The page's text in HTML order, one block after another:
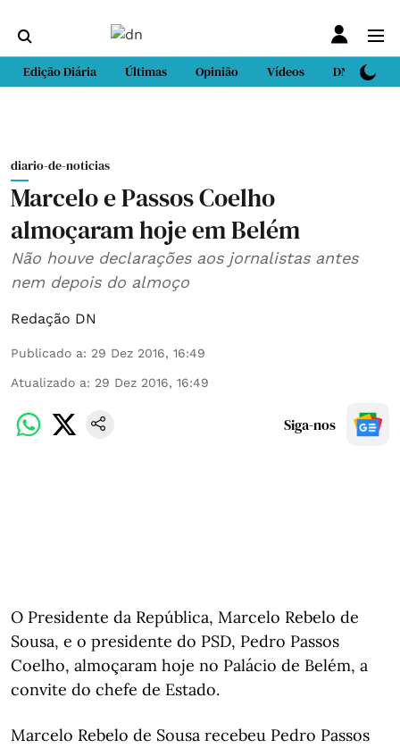
Edição Diária Últimas Opinião Vídeos DN Sport
diario-de-noticias
Marcelo e Passos Coelho
almoçaram hoje em Belém
Não houve declarações aos jornalistas antes
nem depois do almoço
Redação DN
Publicado a: 29 Dez 2016, 16:49
Atualizado a: 29 Dez 2016, 16:49
Siga-nos
O Presidente da República, Marcelo Rebelo de
Sousa, e o presidente do PSD, Pedro Passos
Coelho, almoçaram hoje no Palácio de Belém, a
convite do chefe de Estado.
Marcelo Rebelo de Sousa recebeu Pedro Passos